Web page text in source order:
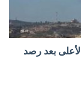
بعد رصد